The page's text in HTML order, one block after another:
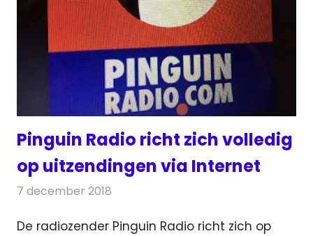
Pinguin Radio richt zich volledig
op uitzendingen via Internet
7 december 2018
De radiozender Pinguin Radio richt zich op